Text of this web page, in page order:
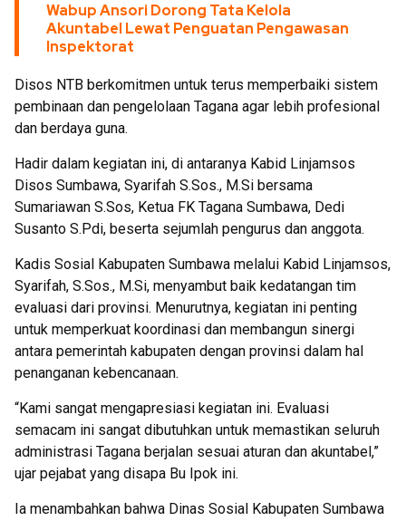
Wabup Ansori Dorong Tata Kelola
Akuntabel Lewat Penguatan Pengawasan
Inspektorat
Disos NTB berkomitmen untuk terus memperbaiki sistem
pembinaan dan pengelolaan Tagana agar lebih profesional
dan berdaya guna.
Hadir dalam kegiatan ini, di antaranya Kabid Linjamsos
Disos Sumbawa, Syarifah S.Sos., M.Si bersama
Sumariawan S.Sos, Ketua FK Tagana Sumbawa, Dedi
Susanto S.Pdi, beserta sejumlah pengurus dan anggota.
Kadis Sosial Kabupaten Sumbawa melalui Kabid Linjamsos,
Syarifah, S.Sos., M.Si, menyambut baik kedatangan tim
evaluasi dari provinsi. Menurutnya, kegiatan ini penting
untuk memperkuat koordinasi dan membangun sinergi
antara pemerintah kabupaten dengan provinsi dalam hal
penanganan kebencanaan.
“Kami sangat mengapresiasi kegiatan ini. Evaluasi
semacam ini sangat dibutuhkan untuk memastikan seluruh
administrasi Tagana berjalan sesuai aturan dan akuntabel,”
ujar pejabat yang disapa Bu Ipok ini.
Ia menambahkan bahwa Dinas Sosial Kabupaten Sumbawa